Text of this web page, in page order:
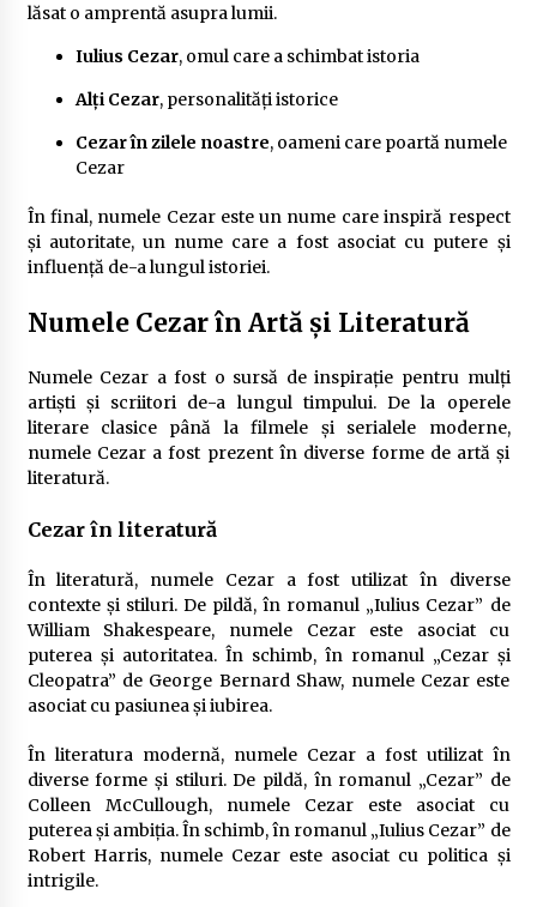
lăsat o amprentă asupra lumii.
Iulius Cezar, omul care a schimbat istoria
Alți Cezar, personalități istorice
Cezar în zilele noastre, oameni care poartă numele
Cezar
În final, numele Cezar este un nume care inspiră respect
și autoritate, un nume care a fost asociat cu putere și
influență de-a lungul istoriei.
Numele Cezar în Artă și Literatură
Numele Cezar a fost o sursă de inspirație pentru mulți
artiști și scriitori de-a lungul timpului. De la operele
literare clasice până la filmele și serialele moderne,
numele Cezar a fost prezent în diverse forme de artă și
literatură.
Cezar în literatură
În literatură, numele Cezar a fost utilizat în diverse
contexte și stiluri. De pildă, în romanul „Iulius Cezar” de
William Shakespeare, numele Cezar este asociat cu
puterea și autoritatea. În schimb, în romanul „Cezar și
Cleopatra” de George Bernard Shaw, numele Cezar este
asociat cu pasiunea și iubirea.
În literatura modernă, numele Cezar a fost utilizat în
diverse forme și stiluri. De pildă, în romanul „Cezar” de
Colleen McCullough, numele Cezar este asociat cu
puterea și ambiția. În schimb, în romanul „Iulius Cezar” de
Robert Harris, numele Cezar este asociat cu politica și
intrigile.